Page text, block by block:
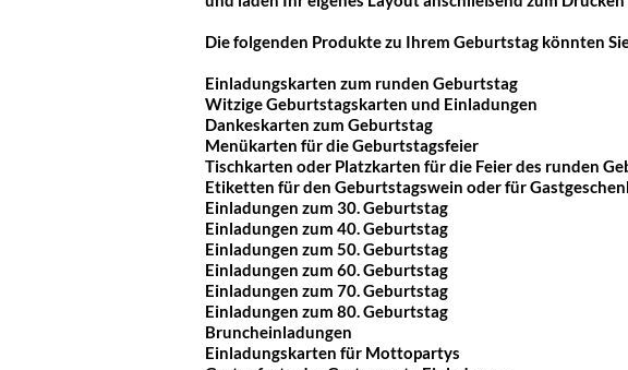
Die folgenden Produkte zu Ihrem Geburtstag könnten
Einladungskarten zum runden Geburtstag
Witzige Geburtstagskarten und Einladungen
Dankeskarten zum Geburtstag
Menükarten für die Geburtstagsfeier
Tischkarten oder Platzkarten für die Feier des runden
Etiketten für den Geburtstagswein oder für
Einladungen zum 30. Geburtstag
Einladungen zum 40. Geburtstag
Einladungen zum 50. Geburtstag
Einladungen zum 60. Geburtstag
Einladungen zum 70. Geburtstag
Einladungen zum 80. Geburtstag
Bruncheinladungen
Einladungskarten für Mottopartys